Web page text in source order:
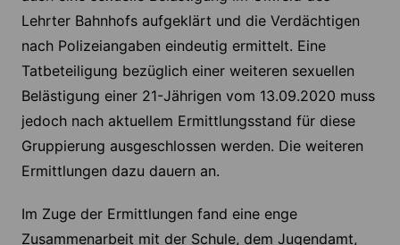
Lehrter Bahnhofs aufgeklärt und die Verdächtigen
nach Polizeiangaben eindeutig ermittelt. Eine
Tatbeteiligung bezüglich einer weiteren sexuellen
Belästigung einer 21-Jährigen vom 13.09.2020 muss
jedoch nach aktuellem Ermittlungsstand für diese
Gruppierung ausgeschlossen werden. Die weiteren
Ermittlungen dazu dauern an.
Im Zuge der Ermittlungen fand eine enge
Zusammenarbeit mit der Schule, dem Jugendamt,